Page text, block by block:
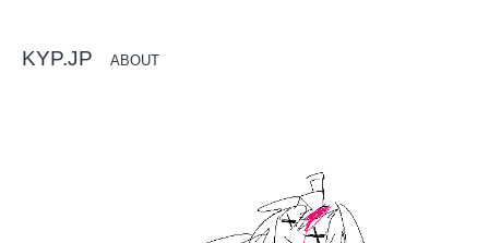
KYP.JP ABOUT